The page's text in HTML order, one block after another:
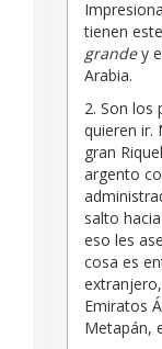
tienen
grandey
Arabia.
2. Son los
quieren ir.
gran
argento
salto
eso les
cosa es
Emiratos
Metapán,